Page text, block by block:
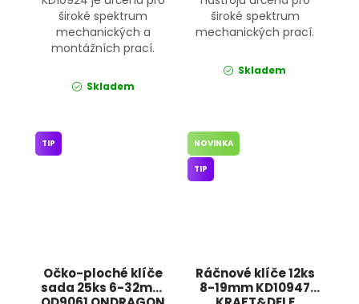
široké spektrum
mechanických a
montážních prací.
Skladem
široké spektrum
mechanických prací.
Skladem
Očko-ploché klíče
sada 25ks 6-32mm
TIP
Ráčnové klíče 12ks
8-19mm KD10947
NOVINKA
TIP